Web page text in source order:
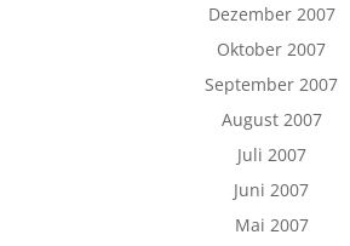
Dezember 2007
Oktober 2007
September 2007
August 2007
Juli 2007
Juni 2007
Mai 2007